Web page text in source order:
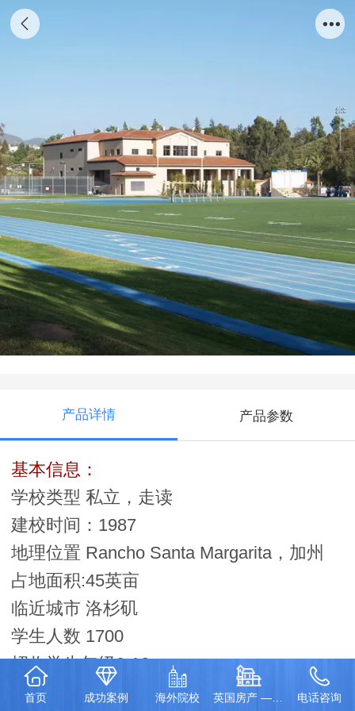
圣玛格丽特高中
产品详情 产品参数
基本信息：
学校类型 私立，走读
建校时间：1987
地理位置 Rancho Santa Margarita，加州
占地面积:45英亩
临近城市 洛杉矶
学生人数 1700
招收学生年级9-12
班级人数 20
首页 成功案例 海外院校 英国房产 — 伦敦泰晤士河一号项目 电话咨询